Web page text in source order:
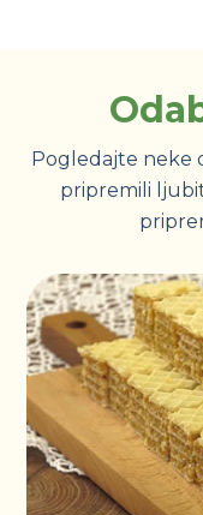
Pogledajte neke
pripremili